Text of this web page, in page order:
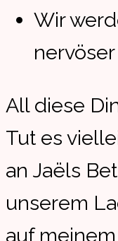
Wir
All diese
Tut es
an Jaëls
unserem
auf